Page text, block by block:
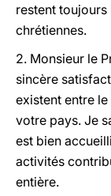
restent
chrétiennes.
2. Monsieur le
sincère
existent entre
votre pays. Je
est bien
activités
entière.